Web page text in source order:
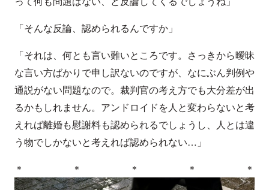
「そんな反論、認められるんですか」
「それは、何とも言い難いところです。さっきから曖昧
な言い方ばかりで申し訳ないのですが、なにぶん判例や
通説がない問題なので。裁判官の考え方でも大分差が出
るかもしれません。アンドロイドを人と変わらないと考
えれば離婚も慰謝料も認められるでしょうし、人とは違
う物でしかないと考えれば認められない…」
＊＊＊＊＊